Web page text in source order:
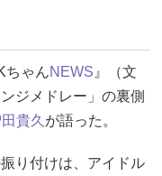
ちゃんNEWS 』（文
ジメドレー」の裏側
貴久 が語った。
り付けは、アイドル